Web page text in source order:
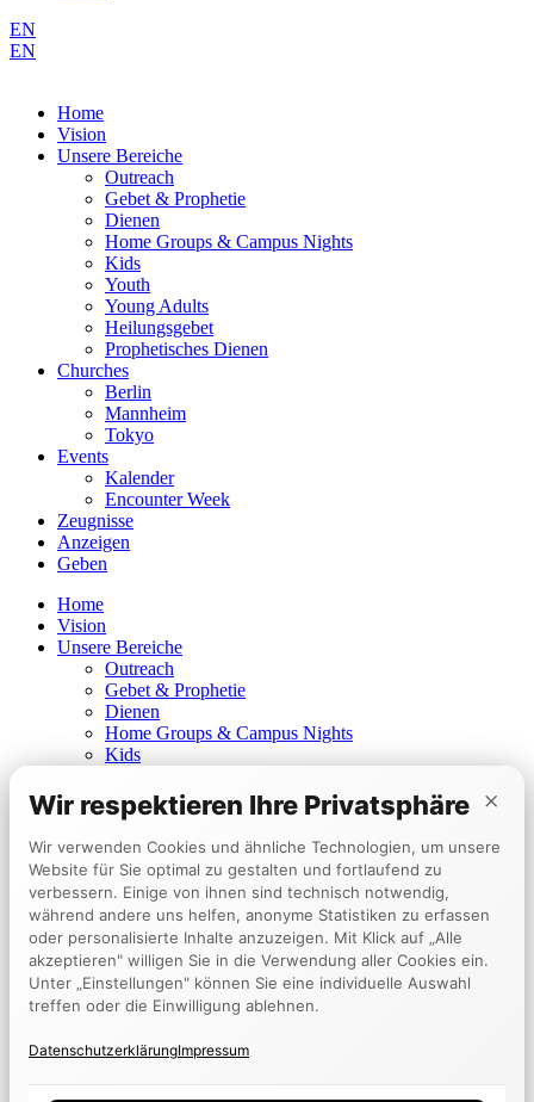
EN
EN
Home
Vision
Unsere Bereiche
Outreach
Gebet & Prophetie
Dienen
Home Groups & Campus Nights
Kids
Youth
Young Adults
Heilungsgebet
Prophetisches Dienen
Churches
Berlin
Mannheim
Tokyo
Events
Kalender
Encounter Week
Zeugnisse
Anzeigen
Geben
Home
Vision
Unsere Bereiche
Outreach
Gebet & Prophetie
Dienen
Home Groups & Campus Nights
Kids
Young Adults
Heilungsgebet
Prophetisches Dienen
Churches
Berlin
Mannheim
Tokyo
Events
Kalender
Encounter Week
Zeugnisse
Geben
Wir respektieren Ihre Privatsphäre ×
Wir verwenden Cookies und ähnliche Technologien, um unsere
Website für Sie optimal zu gestalten und fortlaufend zu
verbessern. Einige von ihnen sind technisch notwendig,
während andere uns helfen, anonyme Statistiken zu erfassen
oder personalisierte Inhalte anzuzeigen. Mit Klick auf „Alle
akzeptieren" willigen Sie in die Verwendung aller Cookies ein.
Unter „Einstellungen" können Sie eine individuelle Auswahl
treffen oder die Einwilligung ablehnen.
DatenschutzerklärungImpressum